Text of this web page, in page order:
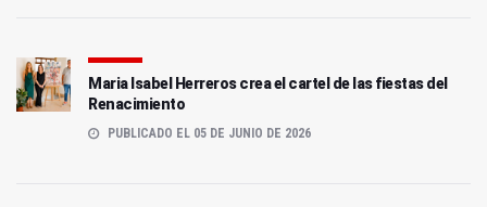
Maria Isabel Herreros crea el cartel de las fiestas del
Renacimiento
PUBLICADO EL 05 DE JUNIO DE 2026